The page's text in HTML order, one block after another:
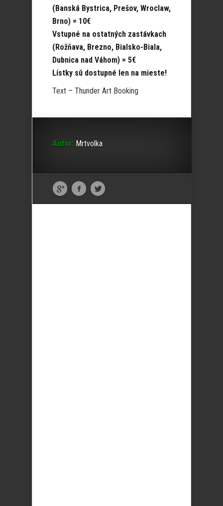
(Banská Bystrica, Prešov, Wroclaw,
Brno) = 10€
Vstupné na ostatných zastávkach
(Rožňava, Brezno, Bialsko-Biala,
Dubnica nad Váhom) = 5€
Lístky sú dostupné len na mieste!
Text – Thunder Art Booking
Autor: Mrtvolka